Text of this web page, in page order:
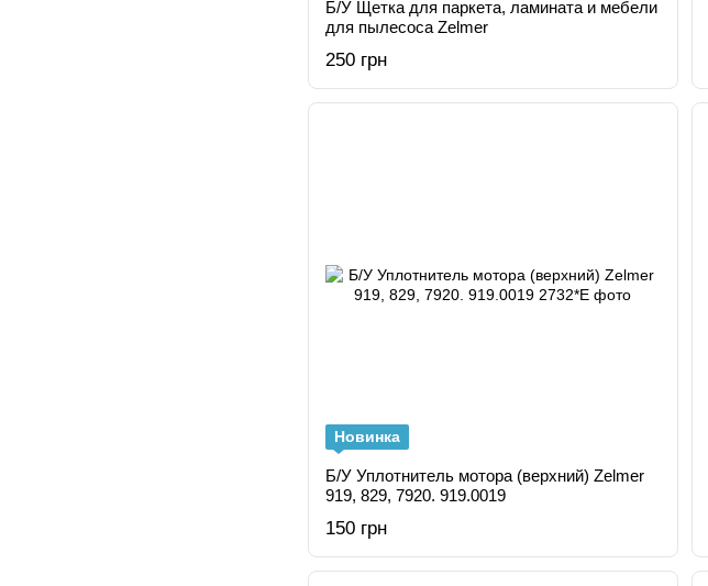
Б/У Щетка для паркета, ламината и мебели
для пылесоса Zelmer
250 грн
Новинка
Б/У Уплотнитель мотора (верхний) Zelmer
919, 829, 7920. 919.0019
150 грн